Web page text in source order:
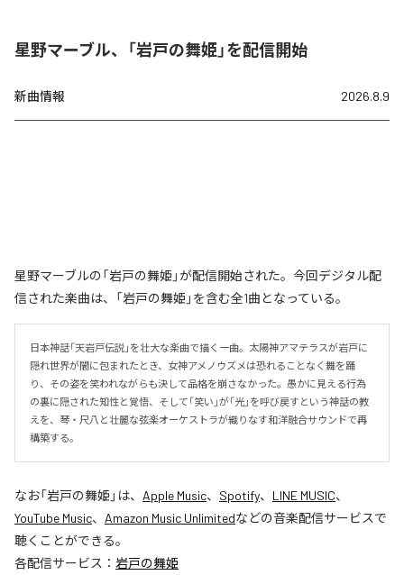
星野マーブル、「岩戸の舞姫」を配信開始
新曲情報 2026.8.9
星野マーブルの「岩戸の舞姫」が配信開始された。今回デジタル配
信された楽曲は、「岩戸の舞姫」を含む全1曲となっている。
日本神話「天岩戸伝説」を壮大な楽曲で描く一曲。太陽神アマテラスが岩戸に
隠れ世界が闇に包まれたとき、女神アメノウズメは恐れることなく舞を踊
り、その姿を笑われながらも決して品格を崩さなかった。愚かに見える行為
の裏に隠された知性と覚悟、そして「笑い」が「光」を呼び戻すという神話の教
えを、琴・尺八と壮麗な弦楽オーケストラが織りなす和洋融合サウンドで再
構築する。
なお「岩戸の舞姫 」は、 Apple Music、 Spotify、 LINE MUSIC、
YouTube Music、 Amazon Music Unlimitedなどの音楽配信サービスで
聴くことができる。
各配信サービス： 岩戸の舞姫